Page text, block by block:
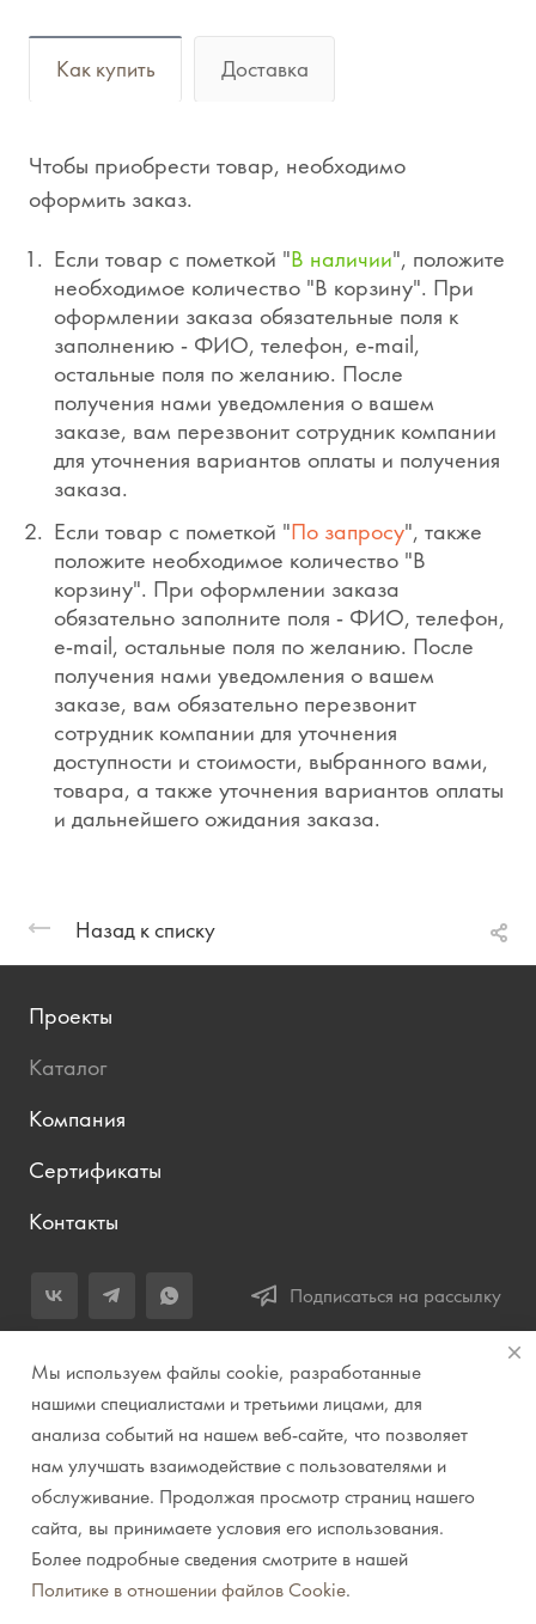
Как купить Доставка
Чтобы приобрести товар, необходимо
оформить заказ.
Если товар с пометкой "В наличии", положите
необходимое количество "В корзину". При
оформлении заказа обязательные поля к
заполнению - ФИО, телефон, e-mail,
остальные поля по желанию. После
получения нами уведомления о вашем
заказе, вам перезвонит сотрудник компании
для уточнения вариантов оплаты и получения
заказа.
Если товар с пометкой "По запросу", также
положите необходимое количество "В
корзину". При оформлении заказа
обязательно заполните поля - ФИО, телефон,
e-mail, остальные поля по желанию. После
получения нами уведомления о вашем
заказе, вам обязательно перезвонит
сотрудник компании для уточнения
доступности и стоимости, выбранного вами,
товара, а также уточнения вариантов оплаты
и дальнейшего ожидания заказа.
Назад к списку
Проекты
Каталог
Компания
Сертификаты
Контакты
Подписаться на рассылку
+7 (343) 283-04-11
Заказать звонок
info@prirodazvuka.ru
620144, г. Екатеринбург, ул. Хохрякова, д. 98, салон 27, ТЦ
«Весенний», 2 этаж, Центральный вход с ул. Куйбышева
© 2007-2026 Компания "Природа звука" // Звук. Свет.
Видео. Комплексные решения. Музыкальные
Мы используем файлы cookie, разработанные
нашими специалистами и третьими лицами, для
анализа событий на нашем веб-сайте, что позволяет
нам улучшать взаимодействие с пользователями и
обслуживание. Продолжая просмотр страниц нашего
сайта, вы принимаете условия его использования.
Более подробные сведения смотрите в нашей
Политике в отношении файлов Cookie.